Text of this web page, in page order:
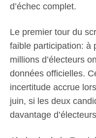
d’échec complet.
Le premier tour du
faible participation: à
millions d’électeurs
données officielles.
incertitude accrue
juin, si les deux
davantage